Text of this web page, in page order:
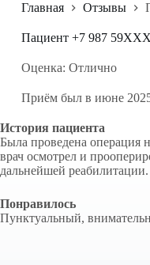
у
и
Главная Отзывы
Пациент +7 987
Оценка: Отлично
Приём был в июне
История пациента
Была проведена операция
врач осмотрел и
дальнейшей
Понравилось
Пунктуальный,